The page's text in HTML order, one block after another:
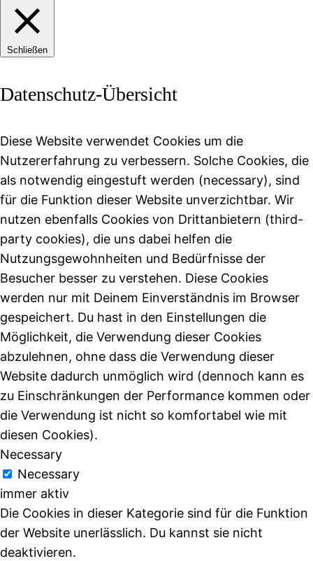
Schließen
Datenschutz-Übersicht
Diese Website verwendet Cookies um die
Nutzererfahrung zu verbessern. Solche Cookies, die
als notwendig eingestuft werden (necessary), sind
für die Funktion dieser Website unverzichtbar. Wir
nutzen ebenfalls Cookies von Drittanbietern (third-
party cookies), die uns dabei helfen die
Nutzungsgewohnheiten und Bedürfnisse der
Besucher besser zu verstehen. Diese Cookies
werden nur mit Deinem Einverständnis im Browser
gespeichert. Du hast in den Einstellungen die
Möglichkeit, die Verwendung dieser Cookies
abzulehnen, ohne dass die Verwendung dieser
Website dadurch unmöglich wird (dennoch kann es
zu Einschränkungen der Performance kommen oder
die Verwendung ist nicht so komfortabel wie mit
diesen Cookies).
Necessary
Necessary
immer aktiv
Die Cookies in dieser Kategorie sind für die Funktion
der Website unerlässlich. Du kannst sie nicht
deaktivieren.